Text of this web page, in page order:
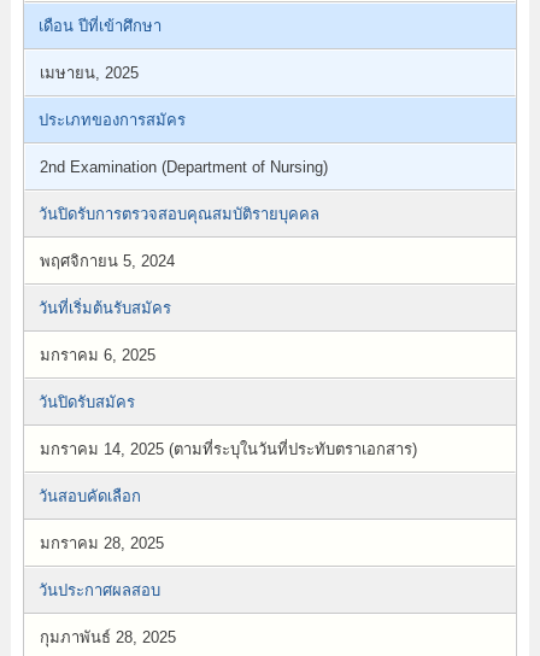
เดือน ปีที่เข้าศึกษา
เมษายน, 2025
ประเภทของการสมัคร
2nd Examination (Department of Nursing)
วันปิดรับการตรวจสอบคุณสมบัติรายบุคคล
พฤศจิกายน 5, 2024
วันที่เริ่มต้นรับสมัคร
มกราคม 6, 2025
วันปิดรับสมัคร
มกราคม 14, 2025 (ตามที่ระบุในวันที่ประทับตราเอกสาร)
วันสอบคัดเลือก
มกราคม 28, 2025
วันประกาศผลสอบ
กุมภาพันธ์ 28, 2025